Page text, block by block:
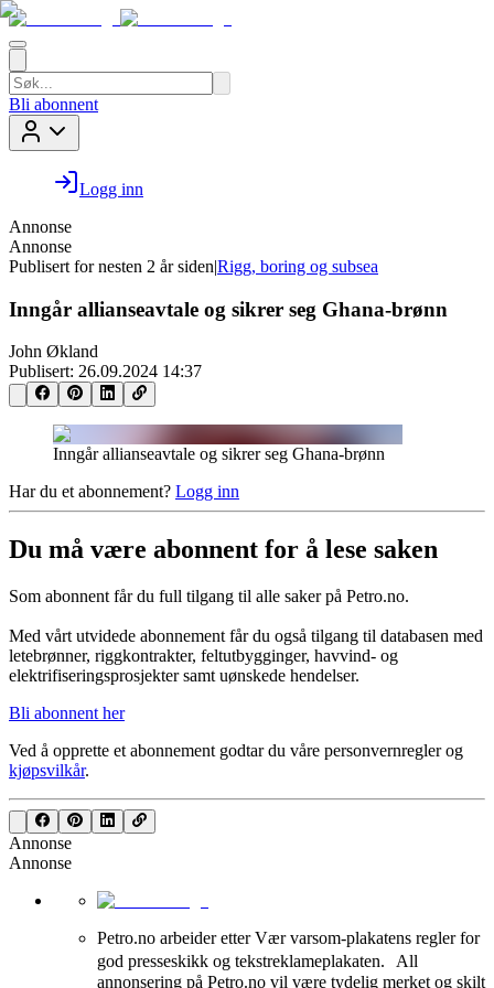
Bli abonnent
Logg inn
Annonse
Annonse
Publisert for nesten 2 år siden|Rigg, boring og subsea
Inngår allianseavtale og sikrer seg Ghana-brønn
John Økland
Publisert: 26.09.2024 14:37
Inngår allianseavtale og sikrer seg Ghana-brønn
Har du et abonnement? Logg inn
Du må være abonnent for å lese saken
Som abonnent får du full tilgang til alle saker på Petro.no.
Med vårt utvidede abonnement får du også tilgang til databasen med
letebrønner, riggkontrakter, feltutbygginger, havvind- og
elektrifiseringsprosjekter samt uønskede hendelser.
Bli abonnent her
Ved å opprette et abonnement godtar du våre personvernreglerog
kjøpsvilkår.
Annonse
Annonse
Petro.no arbeider etter Vær varsom-plakatens regler for
god presseskikk og tekstreklameplakaten. All
annonsering på Petro.no vil være tydelig merket og skilt